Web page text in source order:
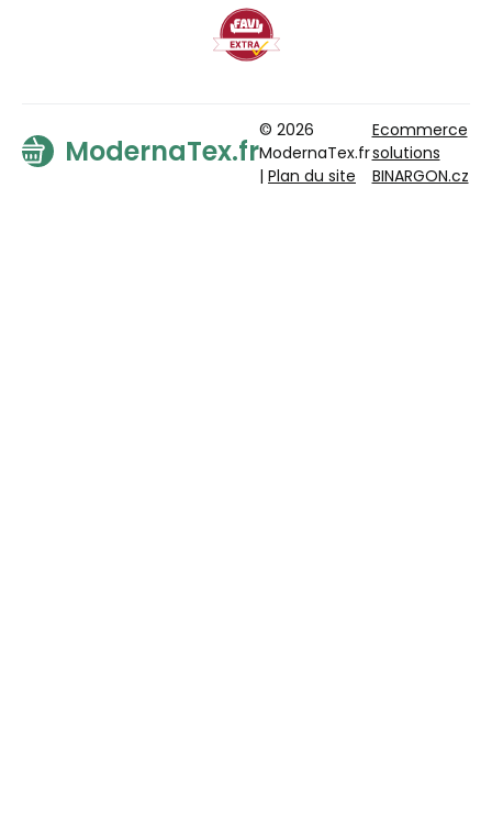
ModernaTex.fr
© 2026
ModernaTex.fr
| Plan du site
Ecommerce
solutions
BINARGON.cz